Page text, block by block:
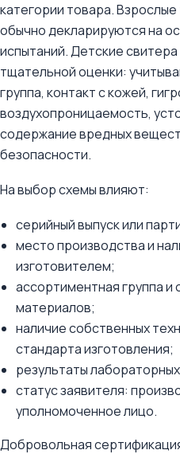
категории товара.
обычно декларируются на
испытаний. Детские
тщательной оценки:
группа, контакт с кожей,
воздухопроницаемость,
содержание вредных
безопасности.
На выбор схемы влияют:
серийный выпуск или
место производства и
изготовителем;
ассортиментная группа
материалов;
наличие собственных
стандарта изготовления;
результаты
статус заявителя:
уполномоченное лицо.
Добровольная